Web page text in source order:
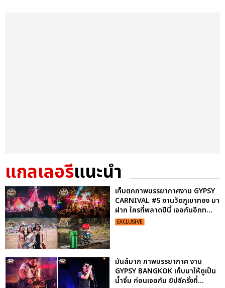
แกลเลอรีแนะนำ
เก็บตกภาพบรรยากาศงาน GYPSY
CARNIVAL #5 งานวัดภูเขาทอง มา
ฝาก ใครที่พลาดปีนี้ เจอกันอีกท...
EXCLUSIVE
มันส์มาก ภาพบรรยากาศ งาน
GYPSY BANGKOK เก็บมาให้ดูเป็น
น้ำจิ้ม ก่อนเจอกัน ยิปซีครั้งที่...